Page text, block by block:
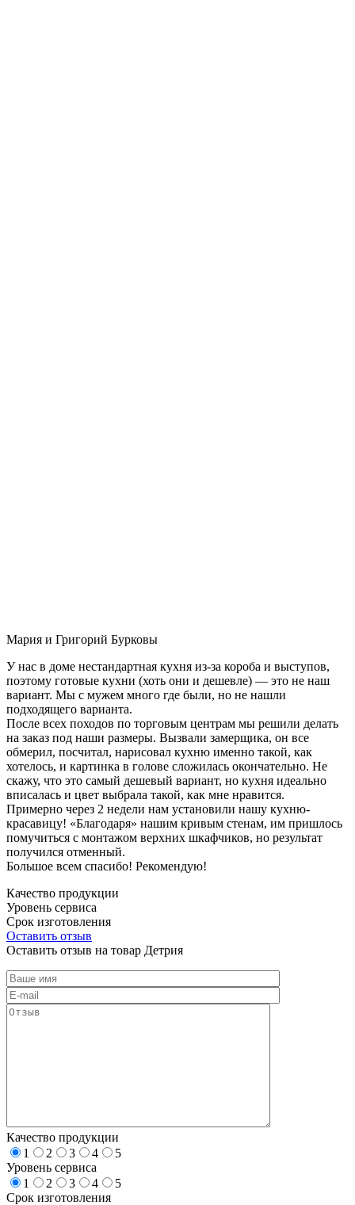
Мария и Григорий Бурковы
У нас в доме нестандартная кухня из-за короба и выступов,
поэтому готовые кухни (хоть они и дешевле) — это не наш
вариант. Мы с мужем много где были, но не нашли
подходящего варианта.
После всех походов по торговым центрам мы решили делать
на заказ под наши размеры. Вызвали замерщика, он все
обмерил, посчитал, нарисовал кухню именно такой, как
хотелось, и картинка в голове сложилась окончательно. Не
скажу, что это самый дешевый вариант, но кухня идеально
вписалась и цвет выбрала такой, как мне нравится.
Примерно через 2 недели нам установили нашу кухню-
красавицу! «Благодаря» нашим кривым стенам, им пришлось
помучиться с монтажом верхних шкафчиков, но результат
получился отменный.
Большое всем спасибо! Рекомендую!
Качество продукции
Уровень сервиса
Срок изготовления
Оставить отзыв
Оставить отзыв на товар Детрия
Качество продукции
1
2 3 4
5
Уровень сервиса
1
2 3 4
5
Срок изготовления